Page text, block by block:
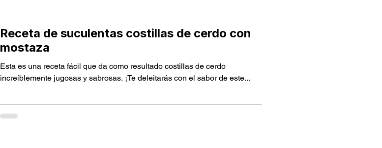
Receta de suculentas costillas de cerdo con
mostaza
Esta es una receta fácil que da como resultado costillas de cerdo
increíblemente jugosas y sabrosas. ¡Te deleitarás con el sabor de este...